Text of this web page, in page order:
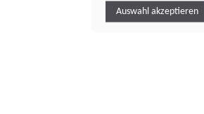
Auswahl akzeptieren